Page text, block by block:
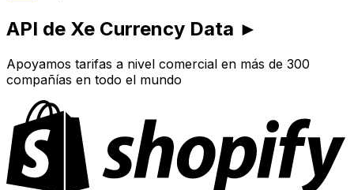
API de Xe Currency Data ►
Apoyamos tarifas a nivel comercial en más de 300
compañías en todo el mundo